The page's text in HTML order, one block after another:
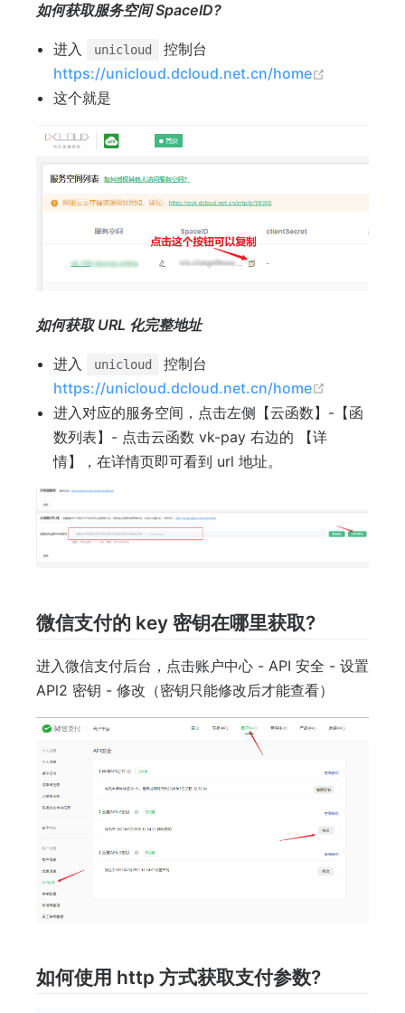
如何获取服务空间 SpaceID?
进入 unicloud
控制台
https://unicloud.dcloud.net.cn/home
这个就是
如何获取 URL 化完整地址
进入 unicloud
控制台
https://unicloud.dcloud.net.cn/home
进入对应的服务空间，点击左侧【云函数】-【函
数列表】- 点击云函数 vk-pay 右边的 【详
情】，在详情页即可看到 url 地址。
微信支付的 key 密钥在哪里获取?
进入微信支付后台，点击账户中心 - API 安全 - 设置
APl2 密钥 - 修改（密钥只能修改后才能查看）
如何使用 http 方式获取支付参数?